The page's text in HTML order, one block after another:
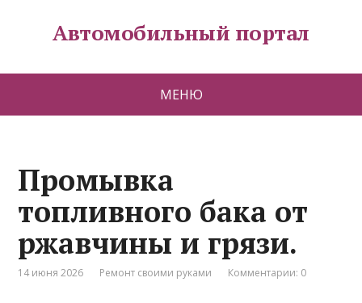
Автомобильный портал
МЕНЮ
Промывка
топливного бака от
ржавчины и грязи.
14 июня 2026 Ремонт своими руками Комментарии: 0